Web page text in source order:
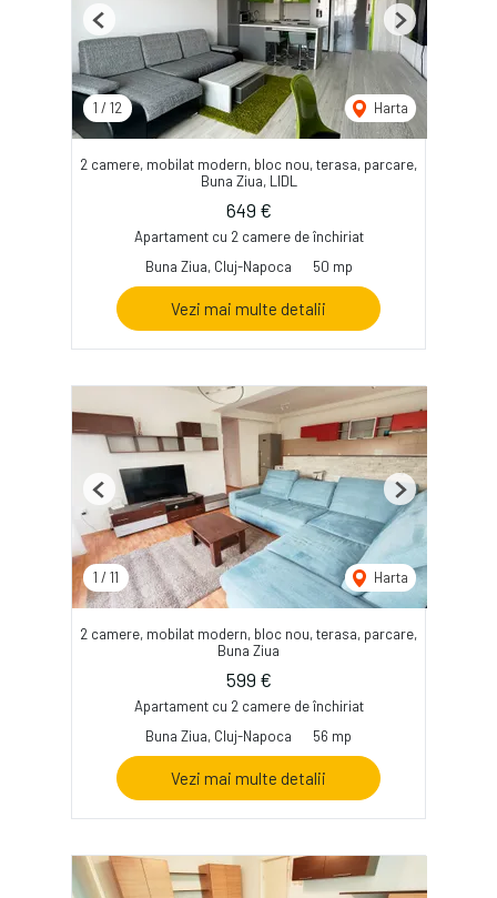
1 / 12 Harta
Previous Next
2 camere, mobilat modern, bloc nou, terasa, parcare,
Buna Ziua, LIDL
649 €
Apartament cu 2 camere de închiriat
Buna Ziua, Cluj-Napoca
50 mp
Vezi mai multe detalii
1 / 11 Harta
Previous Next
2 camere, mobilat modern, bloc nou, terasa, parcare,
Buna Ziua
599 €
Apartament cu 2 camere de închiriat
Buna Ziua, Cluj-Napoca
56 mp
Vezi mai multe detalii